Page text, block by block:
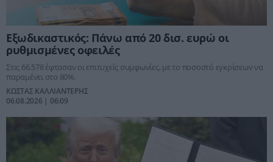
Εξωδικαστικός: Πάνω από 20 δισ. ευρώ οι
ρυθμισμένες οφειλές
Στις 66.578 έφτασαν οι επιτυχείς συμφωνίες, με το ποσοστό εγκρίσεων να
παραμένει στο 80%.
ΚΩΣΤΑΣ ΚΑΛΛΙΑΝΤΕΡΗΣ
06.08.2026 | 06:09